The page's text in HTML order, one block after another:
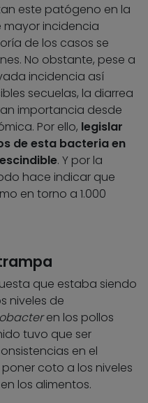
este patógeno en la
mayor incidencia
de los casos se
No obstante, pese a
incidencia así
secuelas, la diarrea
importancia desde
Por ello, legislar
de esta bacteria en
. Y por la
hace indicar que
en torno a 1.000
que estaba siendo
niveles de
en los pollos
tuvo que ser
en el
coto a los niveles
los alimentos.